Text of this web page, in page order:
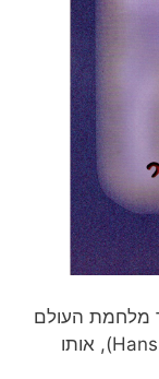
מלחמת העולם
(Hans von Seeckt), אותו